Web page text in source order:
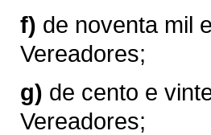
f) de noventa mil
Vereadores;
g) de cento e
Vereadores;